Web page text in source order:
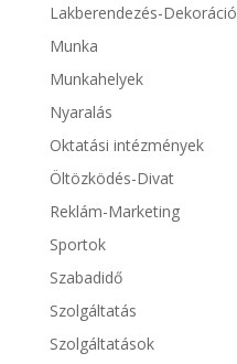
Lakberendezés-Dekoráció
Munka
Munkahelyek
Nyaralás
Oktatási intézmények
Öltözködés-Divat
Reklám-Marketing
Sportok
Szabadidő
Szolgáltatás
Szolgáltatások